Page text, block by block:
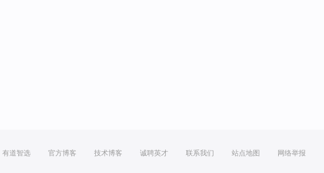
有道智选 官方博客 技术博客 诚聘英才 联系我们 站点地图 网络举报